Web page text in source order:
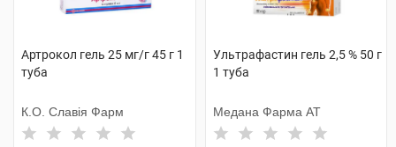
Артрокол гель 25 мг/г 45 г 1
туба
К.О. Славія Фарм
Ультрафастин гель 2,5 % 50 г
1 туба
Медана Фарма АТ